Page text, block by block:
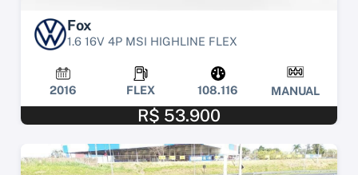
Fox
1.6 16V 4P MSI HIGHLINE FLEX
2016 FLEX 108.116 MANUAL
R$ 53.900